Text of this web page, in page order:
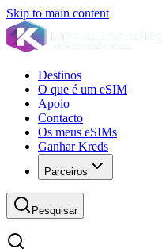
Skip to main content
Destinos
O que é um eSIM
Apoio
Contacto
Os meus eSIMs
Ganhar Kreds
Parceiros
Pesquisar